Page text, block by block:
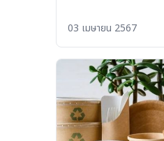
03 เมษายน 2567